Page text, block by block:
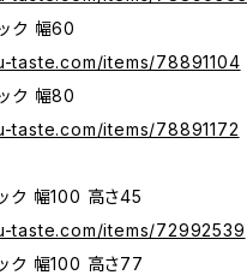
ク 幅60
taste.com/items/78891104
ク 幅80
taste.com/items/78891172
ク 幅100 高さ45
taste.com/items/72992539
ク 幅100 高さ77